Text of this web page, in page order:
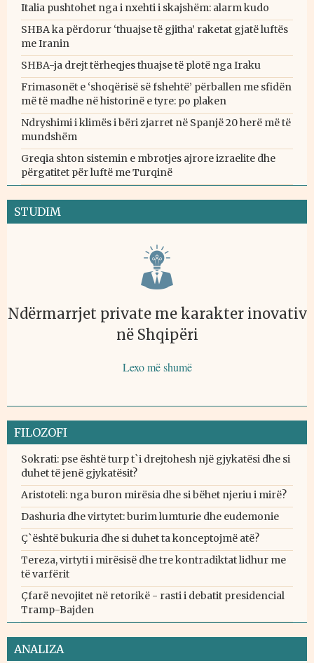
Italia pushtohet nga i nxehti i skajshëm: alarm kudo
SHBA ka përdorur ‘thuajse të gjitha’ raketat gjatë luftës
me Iranin
SHBA-ja drejt tërheqjes thuajse të plotë nga Iraku
Frimasonët e ‘shoqërisë së fshehtë’ përballen me sfidën
më të madhe në historinë e tyre: po plaken
Ndryshimi i klimës i bëri zjarret në Spanjë 20 herë më të
mundshëm
Greqia shton sistemin e mbrotjes ajrore izraelite dhe
përgatitet për luftë me Turqinë
STUDIM
Ndërmarrjet private me karakter inovativ
në Shqipëri
Lexo më shumë
FILOZOFI
Sokrati: pse është turp t`i drejtohesh një gjykatësi dhe si
duhet të jenë gjykatësit?
Aristoteli: nga buron mirësia dhe si bëhet njeriu i mirë?
Dashuria dhe virtytet: burim lumturie dhe eudemonie
Ç`është bukuria dhe si duhet ta konceptojmë atë?
Tereza, virtyti i mirësisë dhe tre kontradiktat lidhur me
të varfërit
Çfarë nevojitet në retorikë - rasti i debatit presidencial
Tramp-Bajden
ANALIZA